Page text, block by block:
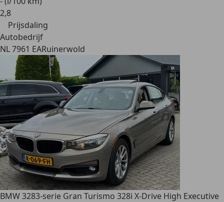
2,8
Prijsdaling
Autobedrijf
NL 7961 EARuinerwold
BMW 3283-serie Gran Turismo 328i X-Drive High Executive